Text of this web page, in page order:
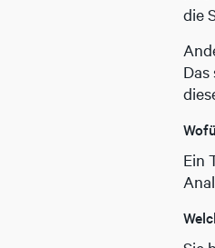
die
Ein